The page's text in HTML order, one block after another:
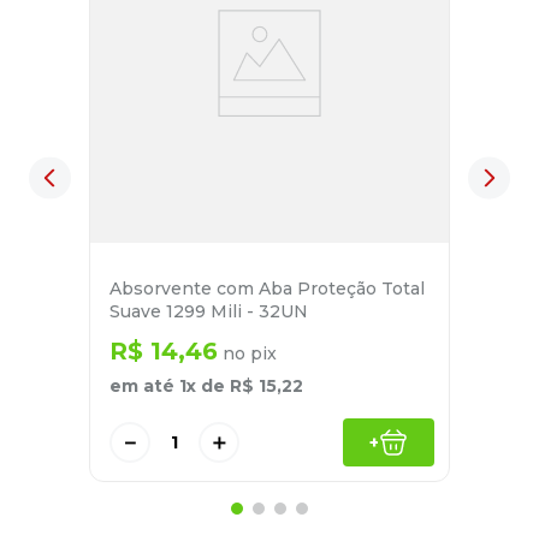
Absorvente com Aba Proteção Total
Suave 1299 Mili - 32UN
R$ 14,46 no pix
em até 1x de R$ 15,22
＋
－ +